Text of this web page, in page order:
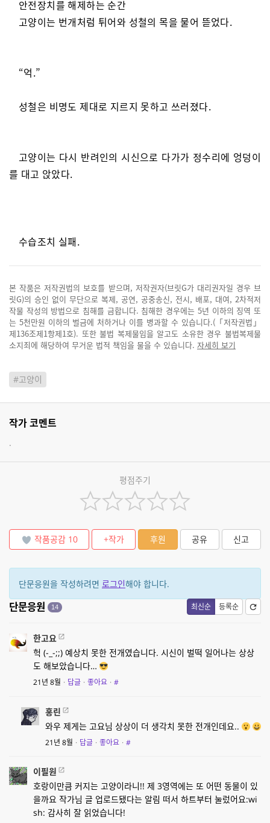
안전장치를 해제하는 순간
고양이는 번개처럼 튀어와 성철의 목을 물어 뜯었다.
“억.”
성철은 비명도 제대로 지르지 못하고 쓰러졌다.
고양이는 다시 반려인의 시신으로 다가가 정수리에 엉덩이
를 대고 앉았다.
수습조치 실패.
본 작품은 저작권법의 보호를 받으며, 저작권자(브릿G가 대리권자일 경우 브
릿G)의 승인 없이 무단으로 복제, 공연, 공중송신, 전시, 배포, 대여, 2차적저
작물 작성의 방법으로 침해를 금합니다. 침해한 경우에는 5년 이하의 징역 또
는 5천만원 이하의 벌금에 처하거나 이를 병과할 수 있습니다.(「저작권법」
제136조제1항제1호). 또한 불법 복제물임을 알고도 소유한 경우 불법복제물
소지죄에 해당하여 무거운 법적 책임을 물을 수 있습니다. 자세히 보기
#고양이
작가 코멘트
.
평점주기
작품공감 10 +작가 후원 공유 신고
단문응원을 작성하려면 로그인해야 합니다.
최신순 등록순
단문응원 14
한고요
헉 (-_-;;) 예상치 못한 전개였습니다. 시신이 벌떡 일어나는 상상
도 해보았습니다…
21년 8월 · 답글 · 좋아요 · #
홍린
와우 제게는 고요님 상상이 더 생각치 못한 전개인데요..
21년 8월 · 답글 · 좋아요 · #
이필원
호랑이만큼 커지는 고양이라니!! 제 3영역에는 또 어떤 동물이 있
을까요 작가님 글 업로드됐다는 알림 떠서 하트부터 눌렀어요:wi
sh: 감사히 잘 읽었습니다!